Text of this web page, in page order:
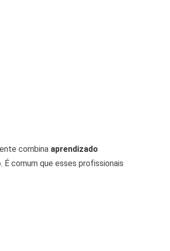
combina aprendizado
É comum que esses profissionais